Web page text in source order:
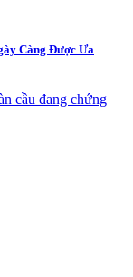
Càng Được Ưa
cầu đang chứng